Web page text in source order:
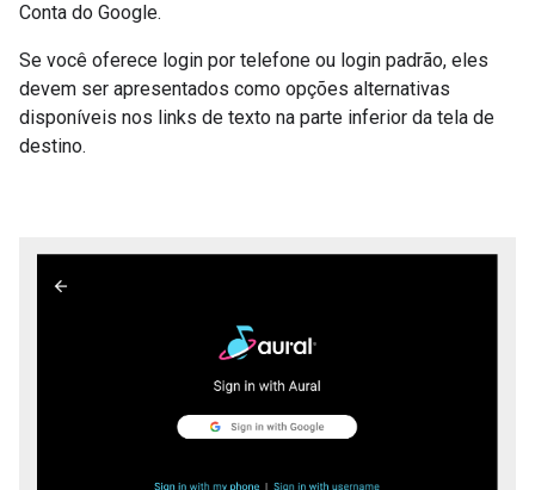
Conta do Google.
Se você oferece login por telefone ou login padrão, eles
devem ser apresentados como opções alternativas
disponíveis nos links de texto na parte inferior da tela de
destino.